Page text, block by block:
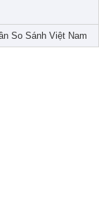
So Sánh Việt Nam